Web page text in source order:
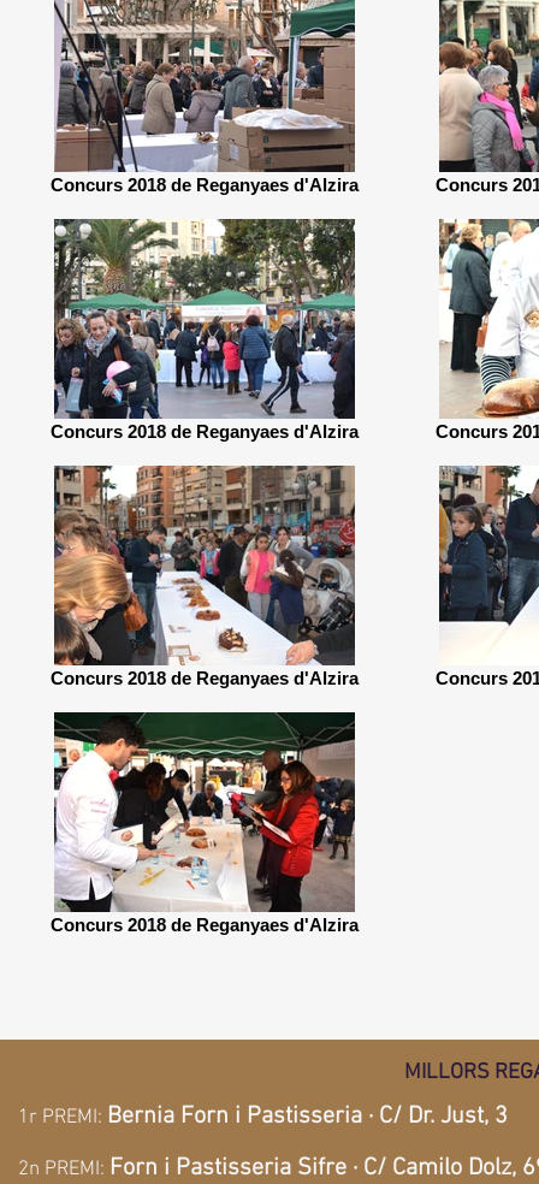
Concurs 2018 de Reganyaes d'Alzira Concurs
Concurs 2018 de Reganyaes d'Alzira Concurs
Concurs 2018 de Reganyaes d'Alzira Concurs
Concurs 2018 de Reganyaes d'Alzira
1r PREMI: Bernia Forn i Pastisseria · C/ Dr. Just, 3
2n PREMI: Forn i Pastisseria Sifre · C/ Camilo Dolz,
MILLORS